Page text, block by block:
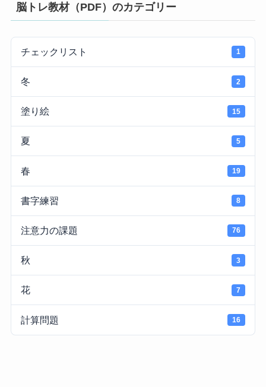
脳トレ教材（PDF）のカテゴリー
チェックリスト 1
冬 2
塗り絵 15
夏 5
春 19
書字練習 8
注意力の課題 76
秋 3
花 7
計算問題 16